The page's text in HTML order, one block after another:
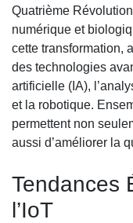
Quatrième
numérique et
cette transformation,
des technologies
artificielle (IA),
et la robotique.
permettent non
aussi d’améliorer la
Tendances
l’IoT